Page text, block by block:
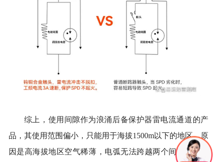
综上，使用间隙作为浪涌后备保护器雷电流通道的产
品，其使用范围偏小，只能用于海拔1500m以下的地区。原
因 是高海拔地区空气稀薄，电弧无法跨越两个间隙 之间